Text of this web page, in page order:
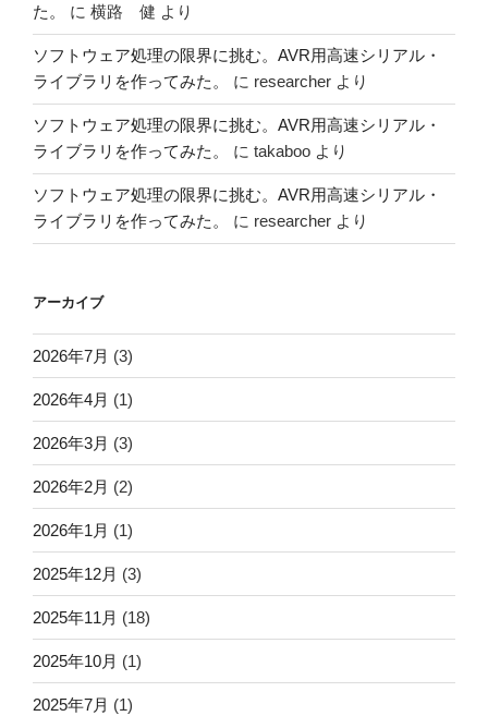
た。
に 横路 健 より
ソフトウェア処理の限界に挑む。AVR用高速シリアル・
ライブラリを作ってみた。
に researcher より
ソフトウェア処理の限界に挑む。AVR用高速シリアル・
ライブラリを作ってみた。
に takaboo より
ソフトウェア処理の限界に挑む。AVR用高速シリアル・
ライブラリを作ってみた。
に researcher より
アーカイブ
2026年7月 (3)
2026年4月 (1)
2026年3月 (3)
2026年2月 (2)
2026年1月 (1)
2025年12月 (3)
2025年11月 (18)
2025年10月 (1)
2025年7月 (1)